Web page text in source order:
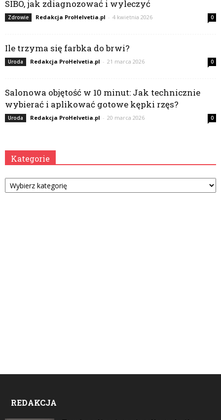
SIBO, jak zdiagnozować i wyleczyć
Zdrowie Redakcja ProHelvetia.pl - 4 kwietnia 2026 0
Ile trzyma się farbka do brwi?
Uroda Redakcja ProHelvetia.pl - 21 marca 2026 0
Salonowa objętość w 10 minut: Jak technicznie
wybierać i aplikować gotowe kępki rzęs?
Uroda Redakcja ProHelvetia.pl - 20 marca 2026 0
Kategorie
Kategorie
REDAKCJA